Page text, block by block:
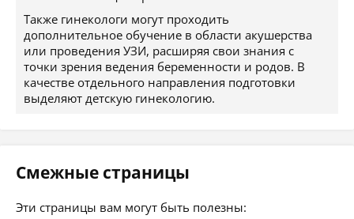
Также гинекологи могут проходить
дополнительное обучение в области акушерства
или проведения УЗИ, расширяя свои знания с
точки зрения ведения беременности и родов. В
качестве отдельного направления подготовки
выделяют детскую гинекологию.
Смежные страницы
Эти страницы вам могут быть полезны: